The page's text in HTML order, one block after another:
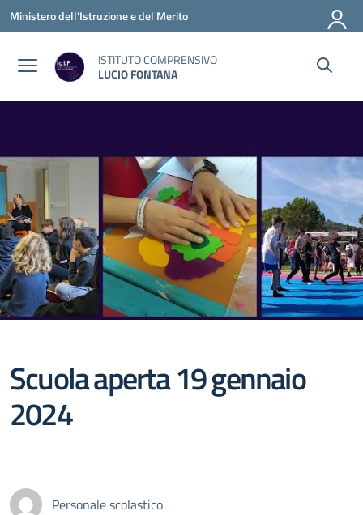
Vai ai contenuti
Vai al menu di navigazione
Vai al footer
Ministero dell'Istruzione e del Merito
ISTITUTO COMPRENSIVO
LUCIO FONTANA
Scuola aperta 19 gennaio
2024
Personale scolastico